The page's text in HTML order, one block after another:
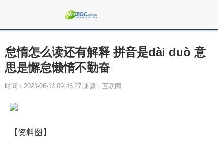
怠惰怎么读还有解释 拼音是dài duò 意
思是懈怠懒惰不勤奋
时间：2023-06-13 09:46:27 来源：互联网
【资料图】